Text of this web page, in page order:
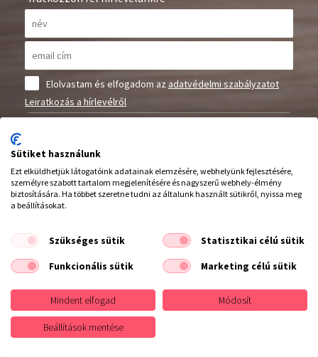
Elolvastam és elfogadom az adatvédelmi szabályzatot
Leiratkozás a hírlevélről
Feliratkozás
20/942 2753
INFORMÁCIÓK
Sütiket használunk
Ezt elküldhetjük látogatóink adatainak elemzésére, webhelyünk fejlesztésére,
személyre szabott tartalom megjelenítésére és nagyszerű webhely-élmény
biztosítására. Ha többet szeretne tudni az általunk használt sütikről, nyissa meg
a beállításokat.
Szükséges sütik
Statisztikai célú sütik
Funkcionális sütik
Marketing célú sütik
Mindent elfogad Módosít
Beállítások mentése